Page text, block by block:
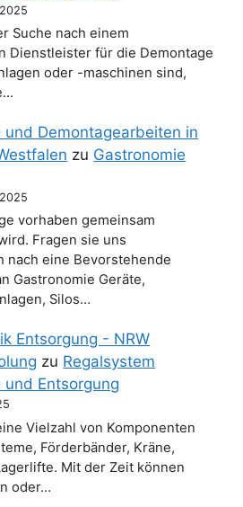
Suche nach einem
Dienstleister für die Demontage
oder -maschinen sind,
und Demontagearbeiten in
zu Gastronomie
vorhaben gemeinsam
Fragen sie uns
nach eine Bevorstehende
Gastronomie Geräte,
Silos…
Entsorgung - NRW
zu Regalsystem
und Entsorgung
Vielzahl von Komponenten
Förderbänder, Kräne,
Mit der Zeit können
oder…